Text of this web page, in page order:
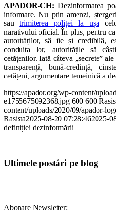
APADOR-CH: Dezinformarea
informare. Nu prin amenzi,
sautrimiterea poliței la ușa
narativului oficial. În plus, pentru
autorităților, să fie și credibilă,
conduita lor, autoritățile să
cetățenilor. Iată câteva „secrete”
transparență, bună-credință,
cetățeni, argumentare temeinică a
https://apador.org/wp-content/
e1755675092368.jpg 600 600
content/uploads/2020/09/apador-
Rasista2025-08-20 07:28:462025-
definiției dezinformării
Ultimele postări pe blog
Abonare Newsletter: